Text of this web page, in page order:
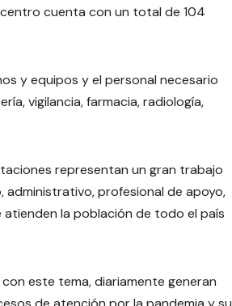
cuenta con un total de 104
y equipos y el personal necesario
vigilancia, farmacia, radiología,
representan un gran trabajo
profesional de apoyo,
la población de todo el país
este tema, diariamente generan